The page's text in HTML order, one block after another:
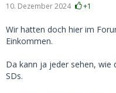
Für mich persönlich ist
wiederhole, Frauen die
i.d.R. nur fürs Geld und
übersteigt, steigt zwar
nicht mehr mit.
10. Dezember 2024 +1
Wir hatten doch hier im
Einkommen.
Da kann ja jeder sehen, wie
SDs.